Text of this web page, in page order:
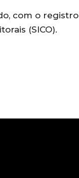
com o registro
(SICO).